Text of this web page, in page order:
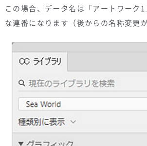
この場合、データ名は「アートワーク
な連番になります（後からの名称変更